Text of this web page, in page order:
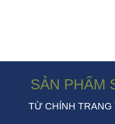
SẢN PHẨM
TỪ CHÍNH TRANG